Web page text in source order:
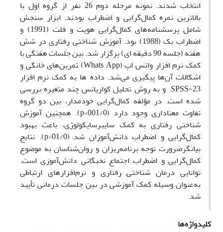
انتخاب شدند. نمونه مرحله دوم 26 نفر از گروه اول با
بالاترین نمره کمال‌گرایی و اضطراب بودند. ابزار سنجش
شامل پرسشنامه‌های کمال‌گرایی هویت و فلت (1991) و
اضطراب بک (1988) بود. آموزش شناختی رفتاری در شش
هفته (جلسه 90 دقیقه ای) برگزار شد. بین جلسات هفتگی با
کمک نرم افزار واتس اپ (Whats App) تمرین‌های خانگی و
اشکالات آن‌ها پیگیری می‌شد. داده ها به کمک نرم افزار
SPSS-23 و به روش تحلیل کواریانس چند متغیره بررسی
شده است. در مؤلفه کمال‌گرایی خودمدار، بین دو گروه
تفاوت معناداری وجود دارد (001/0>p). همچنین آموزش
شناختی رفتاری به ‌کمک سایبرسایکولوژی، باعث بهبود
کمال‌گرایی و اضطراب دانش‌آموزان شد (01/0>p). نتایج
بیانگرضرورت توجه برنامه‌ریزان و روان‌شناسان به‌ موضوع
کمال‌گرایی و اضطراب اجتماع نخبگانی دانش‌آموزی است.
توانایی درمان شناختی رفتاری و نرم‌افزارهای ارتباطی
به‌عنوان وسیله کمک آموزشی در بین جلسات درمانی تأیید
شد.
کلیدواژه‌ها